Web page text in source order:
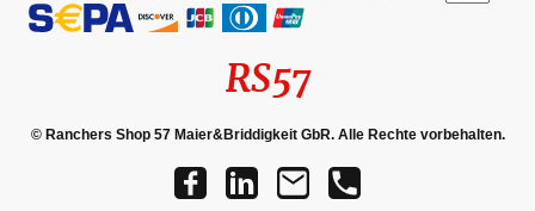
RS57
© Ranchers Shop 57 Maier&Briddigkeit GbR. Alle Rechte vorbehalten.